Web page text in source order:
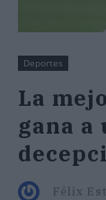
Deportes
La
gana a
Félix